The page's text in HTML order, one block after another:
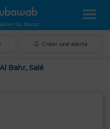
du Maroc
Créer une alerte
Bahr, Salé